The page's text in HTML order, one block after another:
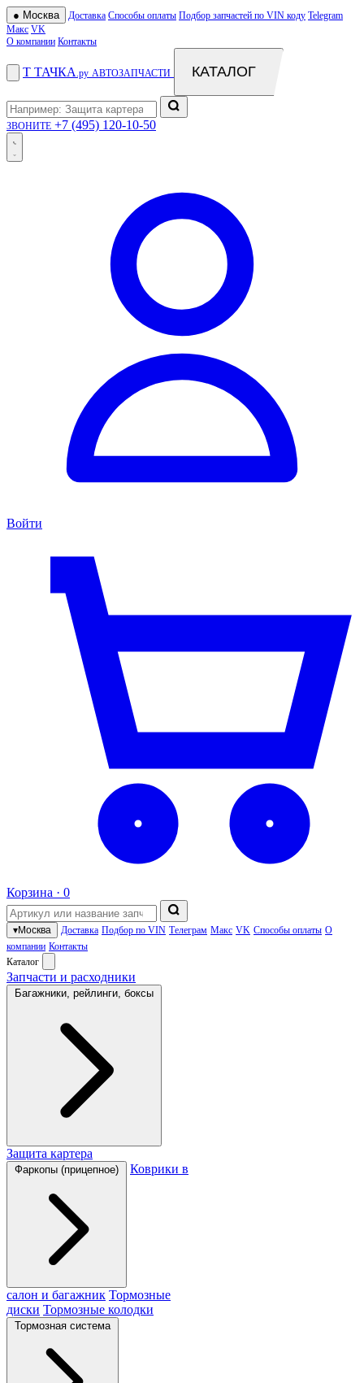
● Москва Доставка Способы оплаты Подбор запчастей по VIN коду Telegram
Макс VK
О компании Контакты
Т ТАЧКА .ру АВТОЗАПЧАСТИ КАТАЛОГ
ЗВОНИТЕ +7 (495) 120-10-50
Войти
Корзина · 0
▾Москва Доставка Подбор по VIN Телеграм Макс VK Способы оплаты О
компании Контакты
Каталог
Запчасти и расходники
Багажники, рейлинги, боксы
Защита картера
Фаркопы (прицепное) Коврики в
салон и багажник Тормозные
диски Тормозные колодки
Тормозная система